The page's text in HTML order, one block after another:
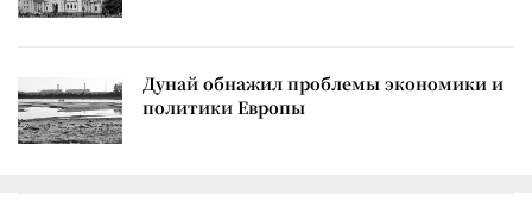
Дунай обнажил проблемы экономики и
политики Европы